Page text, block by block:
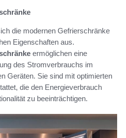
die modernen Gefrierschränke
Eigenschaften aus.
ermöglichen eine
des Stromverbrauchs im
Geräten. Sie sind mit optimierten
die den Energieverbrauch
zu beeinträchtigen.